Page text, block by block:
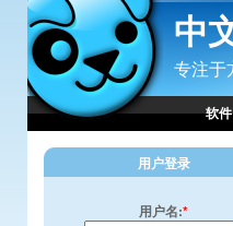
Skip to Content
中
专注于
软件
用户登录
用户名:*